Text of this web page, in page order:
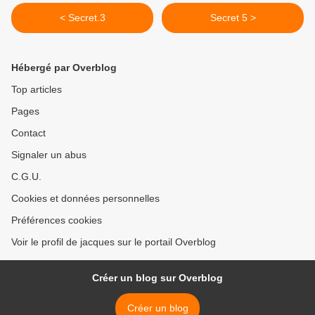
< Secret.3 Secret 5 >
Hébergé par Overblog
Top articles
Pages
Contact
Signaler un abus
C.G.U.
Cookies et données personnelles
Préférences cookies
Voir le profil de jacques sur le portail Overblog
Créer un blog sur Overblog
Créer un blog